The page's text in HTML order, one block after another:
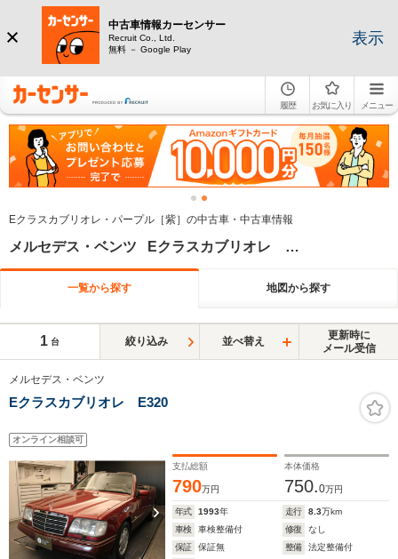
中古車情報カーセンサー
Recruit Co., Ltd.
無料 － Google Play
表示
履歴 お気に入り メニュー
Eクラスカブリオレ・パープル［紫］の中古車・中古車情報
メルセデス・ベンツ Eクラスカブリオレ パープル系
一覧から探す 地図から探す
1 台 絞り込み 並べ替え
更新時に
メール受信
メルセデス・ベンツ
Eクラスカブリオレ E320
オンライン相談可
支払総額
790万円
本体価格
750.0万円
年式 1993年 走行 8.3万km
車検
車検整備付 修復
なし
保証
保証無 整備
法定整備付